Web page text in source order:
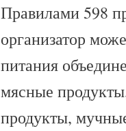
Правилами 598
организатор
питания
мясные
продукты,